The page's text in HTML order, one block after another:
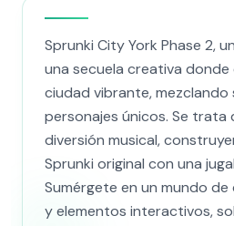
Sprunki City York Phase 2,
una secuela creativa donde
ciudad vibrante, mezclando
personajes únicos. Se
diversión musical,
Sprunki original con una
Sumérgete en un mundo de
y elementos interactivos,